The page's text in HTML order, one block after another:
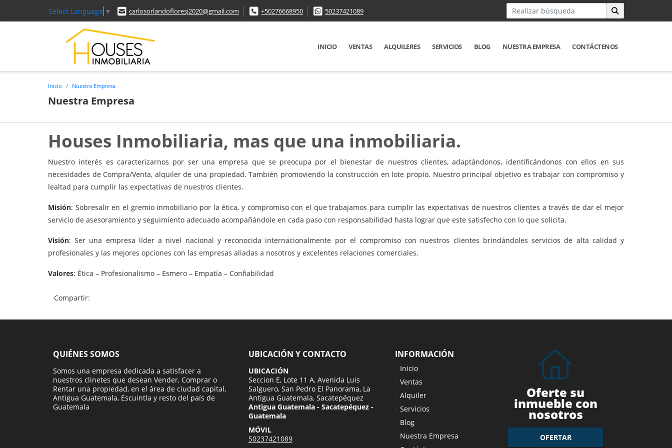
Select Language ▼ carlosorlandofloresj2020@gmail.com +50276668950 50237421089
INICIO VENTAS ALQUILERES SERVICIOS BLOG NUESTRA EMPRESA CONTÁCTENOS
Inicio Nuestra Empresa
Nuestra Empresa
Houses Inmobiliaria, mas que una inmobiliaria.
Nuestro interés es caracterizarnos por ser una empresa que se preocupa por el bienestar de nuestros clientes, adaptándonos, identificándonos con ellos en sus
necesidades de Compra/Venta, alquiler de una propiedad. También promoviendo la construcción en lote propio. Nuestro principal objetivo es trabajar con compromiso y
lealtad para cumplir las expectativas de nuestros clientes.
Misión: Sobresalir en el gremio inmobiliario por la ética, y compromiso con el que trabajamos para cumplir las expectativas de nuestros clientes a través de dar el mejor
servicio de asesoramiento y seguimiento adecuado acompañándole en cada paso con responsabilidad hasta lograr que este satisfecho con lo que solicita.
Visión: Ser una empresa líder a nivel nacional y reconocida internacionalmente por el compromiso con nuestros clientes brindándoles servicios de alta calidad y
profesionales y las mejores opciones con las empresas aliadas a nosotros y excelentes relaciones comerciales.
Valores: Ética – Profesionalismo – Esmero – Empatía – Confiabilidad
Compartir:
QUIÉNES SOMOS
Somos una empresa dedicada a satisfacer a
nuestros clinetes que desean Vender, Comprar o
Rentar una propiedad, en el área de ciudad capital,
Antigua Guatemala, Escuintla y resto del país de
Guatemala
UBICACIÓN Y CONTACTO
UBICACIÓN
Seccion E, Lote 11 A, Avenida Luis
Salguero, San Pedro El Panorama, La
Antigua Guatemala, Sacatepéquez
Antigua Guatemala - Sacatepéquez -
Guatemala
MÓVIL
50237421089
INFORMACIÓN
Inicio
Ventas
Alquiler
Servicios
Blog
Nuestra Empresa
Oferte su
inmueble con
nosotros
OFERTAR